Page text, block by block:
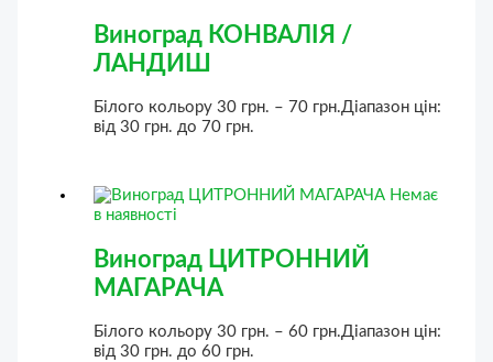
Виноград КОНВАЛІЯ /
ЛАНДИШ
Білого кольору30 грн. – 70 грн.Діапазон цін:
від 30 грн. до 70 грн.
Немає
в наявності
Виноград ЦИТРОННИЙ
МАГАРАЧА
Білого кольору30 грн. – 60 грн.Діапазон цін:
від 30 грн. до 60 грн.